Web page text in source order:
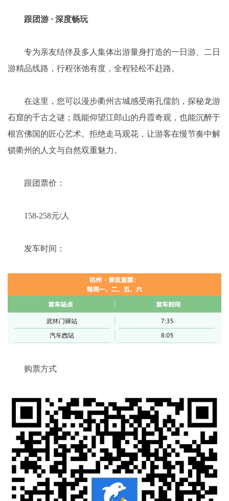
跟团游 · 深度畅玩
专为亲友结伴及多人集体出游量身打造的一日游、二日
游精品线路，行程张弛有度，全程轻松不赶路。
在这里，您可以漫步衢州古城感受南孔儒韵，探秘龙游
石窟的千古之谜；既能仰望江郎山的丹霞奇观，也能沉醉于
根宫佛国的匠心艺术。拒绝走马观花，让游客在慢节奏中解
锁衢州的人文与自然双重魅力。
跟团票价：
158-258元/人
发车时间：
购票方式